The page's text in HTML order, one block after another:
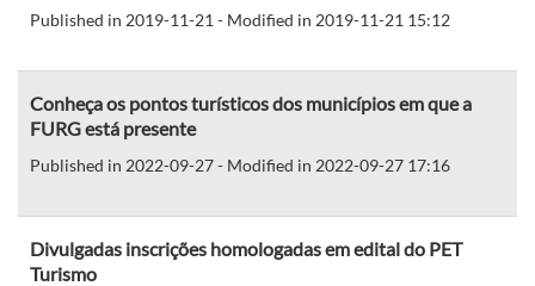
Published in 2019-11-21 - Modified in 2019-11-21 15:12
Conheça os pontos turísticos dos municípios em que a
FURG está presente
Published in 2022-09-27 - Modified in 2022-09-27 17:16
Divulgadas inscrições homologadas em edital do PET
Turismo